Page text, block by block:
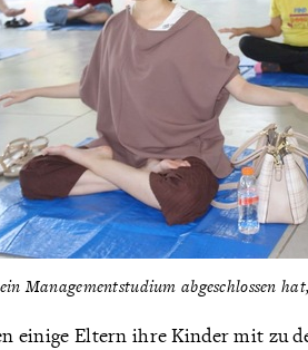
Managementstudium abgeschlossen
einige Eltern ihre Kinder mit zu